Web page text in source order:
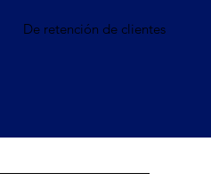
De retención de clientes